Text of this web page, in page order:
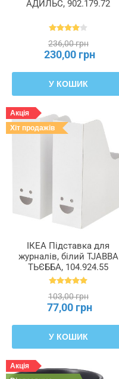
АДИЛЬС, 902.179.72
236,00 грн
230,00 грн
У КОШИК
Акція
Хіт продажів
ІКЕА Підставка для
журналів, білий TJABBA
ТЬЄББА, 104.924.55
103,00 грн
77,00 грн
У КОШИК
Акція